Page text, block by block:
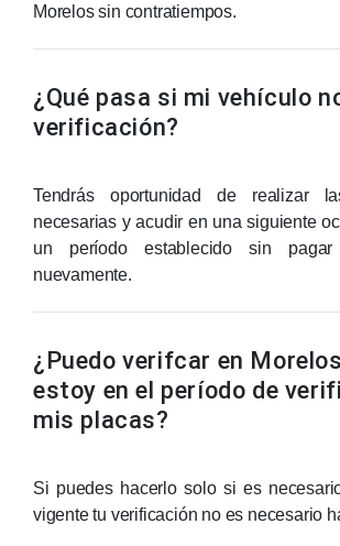
Morelos sin contratiempos.
¿Qué pasa si mi vehículo
verificación?
Tendrás oportunidad de realizar
necesarias y acudir en una siguiente
un período establecido sin
nuevamente.
¿Puedo verifcar en
estoy en el período de
mis placas?
Si puedes hacerlo solo si es
vigente tu verificación no es necesario